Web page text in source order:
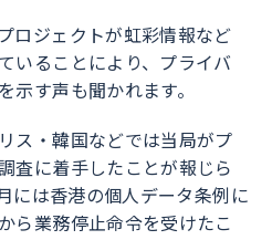
ロジェクトが虹彩情報など
いることにより、プライバ
示す声も聞かれます。
ス・韓国などでは当局がプ
査に着手したことが報じら
には香港の個人データ条例に
ら業務停止命令を受けたこ